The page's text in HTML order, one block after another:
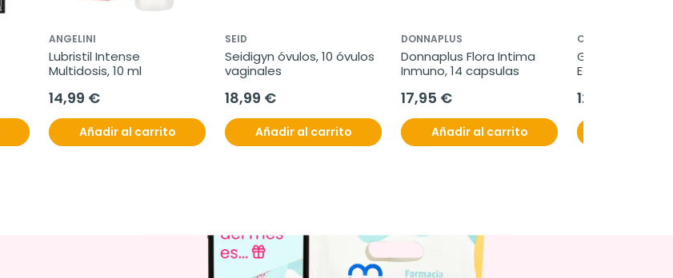
ANGELINI
Lubristil Intense
Multidosis, 10 ml
14,99 €
Añadir al carrito
SEID
Seidigyn óvulos, 10 óvulos
vaginales
18,99 €
Añadir al carrito
DONNAPLUS
Donnaplus Flora Intima
Inmuno, 14 capsulas
17,95 €
Añadir al carrito
CINFA
Goibi Pulsera
Ecocuero
12,27 €